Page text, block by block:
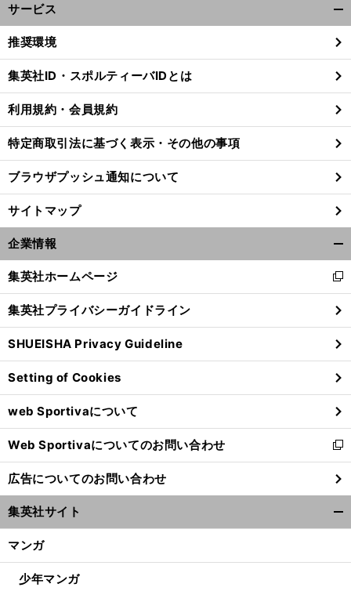
サービス
閉
る
推奨環境
集英社ID・スポルティーバIDとは
利用規約・会員規約
特定商取引法に基づく表示・その他の事項
ブラウザプッシュ通知について
サイトマップ
企業情報
閉
る
集英社ホームページ
新
し
い
ウ
ィ
ン
ド
ウ
で
開
く
集英社プライバシーガイドライン
SHUEISHA Privacy Guideline
Setting of Cookies
web Sportivaについて
Web Sportivaについてのお問い合わせ
新
し
い
ウ
ィ
ン
ウ
広告についてのお問い合わせ
集英社サイト
マンガ
少年マンガ